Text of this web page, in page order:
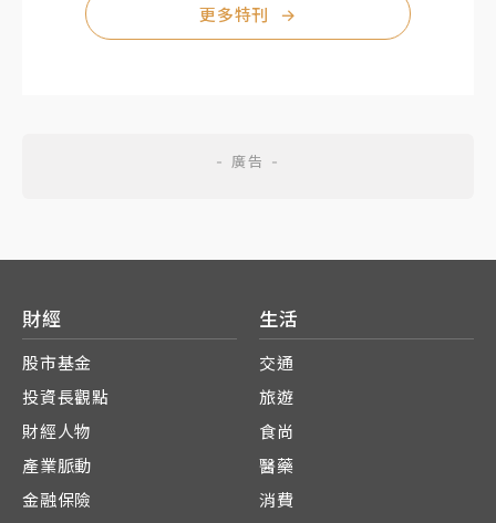
更多特刊 →
財經
股市基金
投資長觀點
財經人物
產業脈動
金融保險
生活
交通
旅遊
食尚
醫藥
消費